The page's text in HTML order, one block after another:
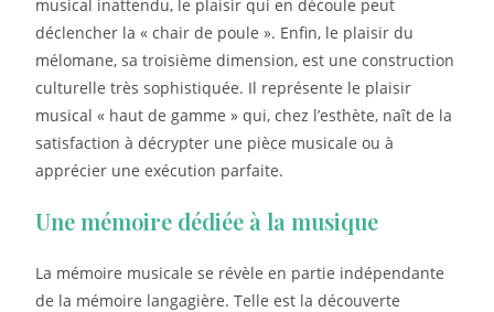
musical inattendu, le plaisir qui en découle peut
déclencher la « chair de poule ». Enfin, le plaisir du
mélomane, sa troisième dimension, est une construction
culturelle très sophistiquée. Il représente le plaisir
musical « haut de gamme » qui, chez l’esthète, naît de la
satisfaction à décrypter une pièce musicale ou à
apprécier une exécution parfaite.
Une mémoire dédiée à la musique
La mémoire musicale se révèle en partie indépendante
de la mémoire langagière. Telle est la découverte